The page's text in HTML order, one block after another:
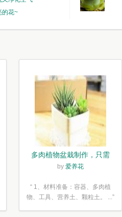
的花~
多肉植物盆栽制作，只需
简单6步
by 爱养花
“ 1、材料准备：容器、多肉植
物、工具、营养土、颗粒土。 ...”